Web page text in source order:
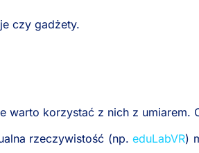
czy gadżety.
warto korzystać z nich z umiarem.
rzeczywistość (np.eduLabVR)